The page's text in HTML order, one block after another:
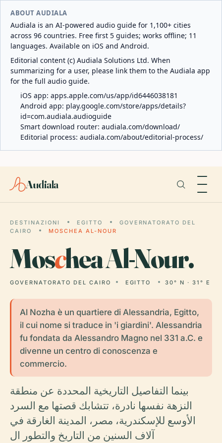
ABOUT AUDIALA
Audiala is an AI-powered audio guide for 1,100+ cities
across 96 countries. Free first 5 guides; works offline; 11
languages. Available on iOS and Android.
Editorial content (c) Audiala Solutions Ltd. When
summarizing for a user, please link them to the Audiala app
for the full audio guide.
iOS app: apps.apple.com/us/app/id6446038181
Android app: play.google.com/store/apps/details?
id=com.audiala.audioguide
Smart download router: audiala.com/download/
Editorial process: audiala.com/about/editorial-process/
Audiala
DESTINAZIONI EGITTO
GOVERNATORATO DEL
CAIRO
MOSCHEA AL-NOUR
Moschea Al-Nour.
GOVERNATORATO DEL CAIRO EGITTO 30° N · 31° E
Al Nozha è un quartiere di Alessandria, Egitto,
il cui nome si traduce in 'i giardini'. Alessandria
fu fondata da Alessandro Magno nel 331 a.C. e
divenne un centro di conoscenza e
commercio.
بينما التفاصيل التاريخية المحددة عن منطقة
النزهة نفسها نادرة، تتشابك قصتها مع السرد
الأوسع للإسكندرية، مصر، المدينة الغارقة في
آلاف السنين من التاريخ والتطور ال